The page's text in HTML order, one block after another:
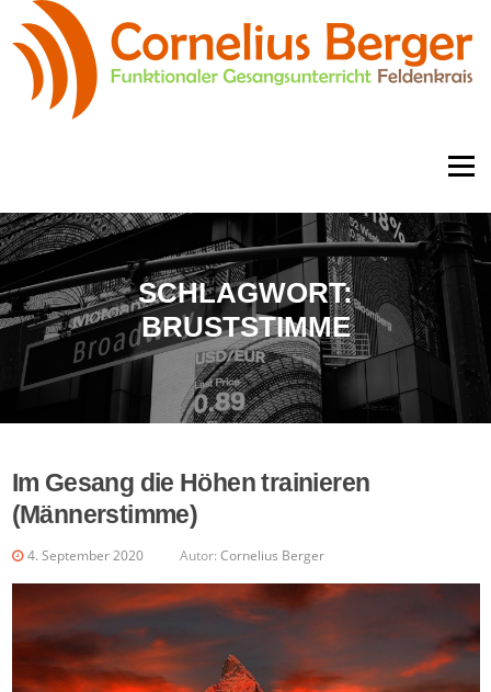
Inhalt
springen
Menü
SCHLAGWORT:
BRUSTSTIMME
Im Gesang die Höhen trainieren
(Männerstimme)
4. September 2020 Autor: Cornelius Berger